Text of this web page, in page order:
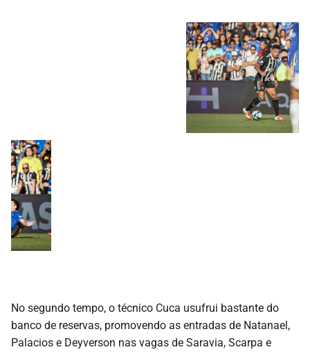
No segundo tempo, o técnico Cuca usufrui bastante do
banco de reservas, promovendo as entradas de Natanael,
Palacios e Deyverson nas vagas de Saravia, Scarpa e